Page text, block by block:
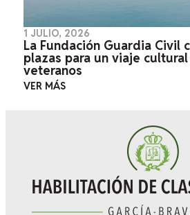
1 JULIO, 2026
La Fundación Guardia Civil
plazas para un viaje
veteranos
VER MÁS